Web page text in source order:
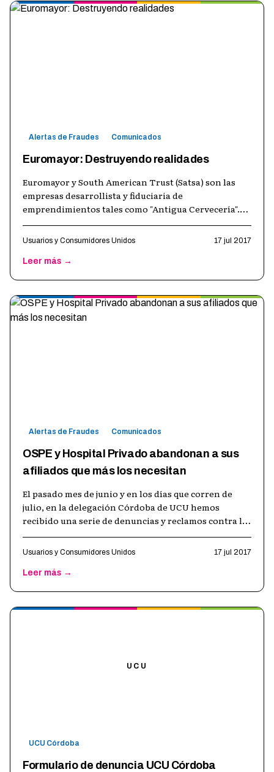
Alertas de Fraudes Comunicados
Euromayor: Destruyendo realidades
Euromayor y South American Trust (Satsa) son las
empresas desarrollista y fiduciaria de
emprendimientos tales como "Antigua Cervecería".
Usuarios y Consumidores Unidos 17 jul 2017
Leer más →
Alertas de Fraudes Comunicados
OSPE y Hospital Privado abandonan a sus
afiliados que más los necesitan
El pasado mes de junio y en los días que corren de
julio, en la delegación Córdoba de UCU hemos
recibido una serie de denuncias y reclamos contra la
Usuarios y Consumidores Unidos 17 jul 2017
Leer más →
UCU
UCU Córdoba
Formulario de denuncia UCU Córdoba